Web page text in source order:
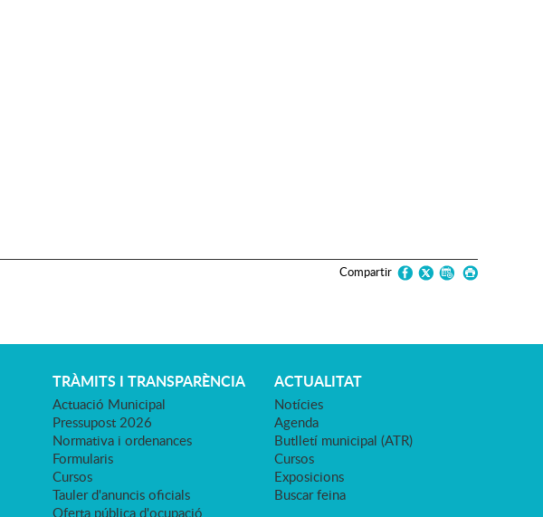
Compartir
TRÀMITS I TRANSPARÈNCIA
Actuació Municipal
Pressupost 2026
Normativa i ordenances
Formularis
Cursos
Tauler d'anuncis oficials
Oferta pública d'ocupació
ACTUALITAT
Notícies
Agenda
Butlletí municipal (ATR)
Cursos
Exposicions
Buscar feina